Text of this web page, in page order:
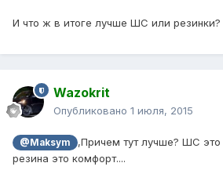
И что ж в итоге лучше ШС или резинки?
Wazokrit
Опубликовано 1 июля, 2015
@Maksym
,Причем тут лучше? ШС это
резина это комфорт....